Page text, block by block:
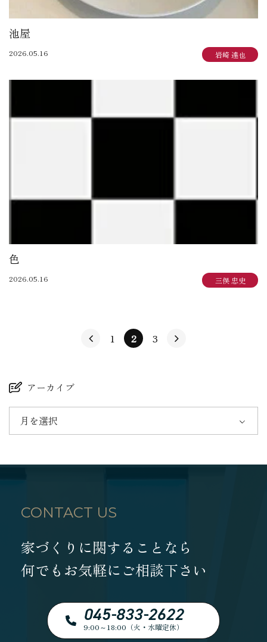
池屋
2026.05.16 岩崎 達也
色
2026.05.16 三俣 忠史
1 2 3
アーカイブ
月を選択
CONTACT US
家づくりに関することなら
何でもお気軽にご相談下さい
045-833-2622
9:00～18:00（火・水曜定休）